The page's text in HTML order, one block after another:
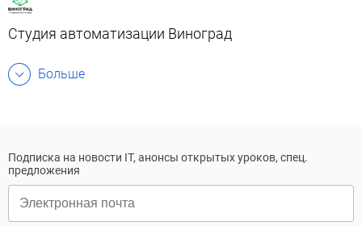
Студия автоматизации Виноград
Больше
Подписка на новости IT, анонсы открытых уроков, спец.
предложения